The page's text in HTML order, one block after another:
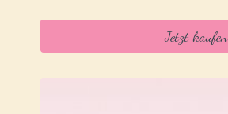
Jetzt kaufen